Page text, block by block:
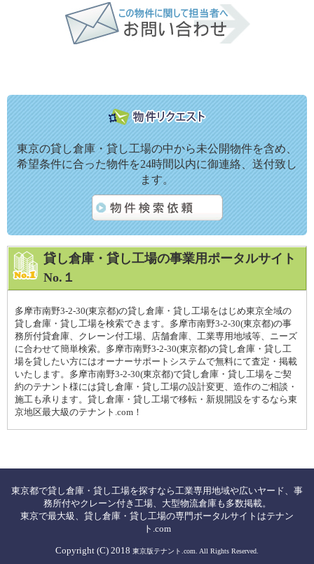
東京の貸し倉庫・貸し工場の中から未公開物件を含め、
希望条件に合った物件を24時間以内に御連絡、送付致し
ます。
貸し倉庫・貸し工場の事業用ポータルサイト
No.１
多摩市南野3-2-30(東京都)の貸し倉庫・貸し工場をはじめ東京全域の
貸し倉庫・貸し工場を検索できます。多摩市南野3-2-30(東京都)の事
務所付貸倉庫、クレーン付工場、店舗倉庫、工業専用地域等、ニーズ
に合わせて簡単検索。多摩市南野3-2-30(東京都)の貸し倉庫・貸し工
場を貸したい方にはオーナーサポートシステムで無料にて査定・掲載
いたします。多摩市南野3-2-30(東京都)で貸し倉庫・貸し工場をご契
約のテナント様には貸し倉庫・貸し工場の設計変更、造作のご相談・
施工も承ります。貸し倉庫・貸し工場で移転・新規開設をするなら東
京地区最大級のテナント.com！
東京都で貸し倉庫・貸し工場を探すなら工業専用地域や広いヤード、事
務所付やクレーン付き工場、大型物流倉庫も多数掲載。
東京で最大級、貸し倉庫・貸し工場の専門ポータルサイトはテナン
ト.com
Copyright (C) 2018 東京版テナント.com. All Rights Reserved.